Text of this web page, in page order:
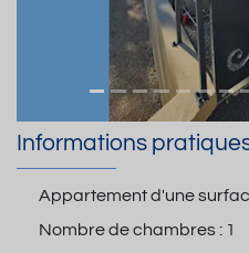
Informations
Appartement d'une
Nombre de chambres : 1